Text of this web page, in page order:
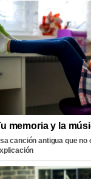
memoria y la
canción antigua que no